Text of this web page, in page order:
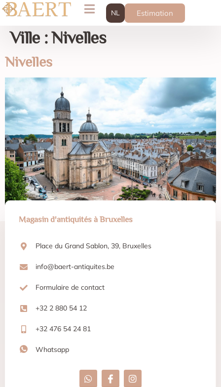
NL Estimation
Ville :Nivelles
Nivelles
Magasin d'antiquités à Bruxelles
Place du Grand Sablon, 39, Bruxelles
info@baert-antiquites.be
Formulaire de contact
+32 2 880 54 12
+32 476 54 24 81
Whatsapp